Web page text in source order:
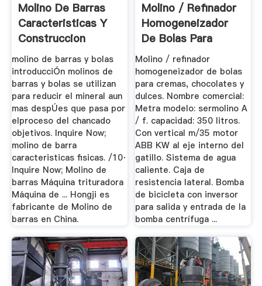
Molino De Barras
Caracteristicas Y
Construccion
molino de barras y bolas
introducciÓn molinos de
barras y bolas se utilizan
para reducir el mineral aun
mas despÚes que pasa por
elproceso del chancado
objetivos. Inquire Now;
molino de barra
caracteristicas fisicas. /10·
Inquire Now; Molino de
barras Máquina trituradora
Máquina de ... Hongji es
fabricante de Molino de
barras en China.
Molino / Refinador
Homogeneizador
De Bolas Para
Cremas ...
Molino / refinador
homogeneizador de bolas
para cremas, chocolates y
dulces. Nombre comercial:
Metra modelo: sermolino A
/ f. capacidad: 350 litros.
Con vertical m/35 motor
ABB KW al eje interno del
gatillo. Sistema de agua
caliente. Caja de
resistencia lateral. Bomba
de bicicleta con inversor
para salida y entrada de la
bomba centrífuga ...